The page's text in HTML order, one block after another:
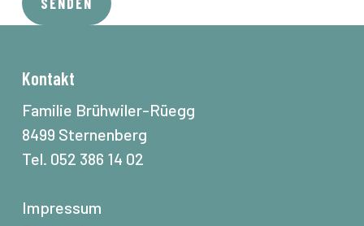
Kontakt
Familie Brühwiler-Rüegg
8499 Sternenberg
Tel. 052 386 14 02
Impressum